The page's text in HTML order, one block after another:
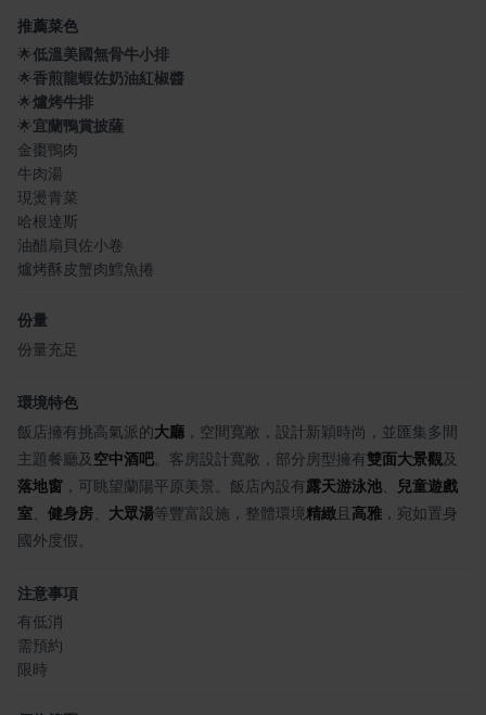
推薦菜色
🌟低溫美國無骨牛小排
🌟香煎龍蝦佐奶油紅椒醬
🌟爐烤牛排
🌟宜蘭鴨賞披薩
金棗鴨肉
牛肉湯
現燙青菜
哈根達斯
油醋扇貝佐小卷
爐烤酥皮蟹肉鱈魚捲
份量
份量充足
環境特色
飯店擁有挑高氣派的大廳 ，空間寬敞，設計新穎時尚，並匯集多間
主題餐廳及 空中酒吧 。客房設計寬敞，部分房型擁有雙面大景觀及
落地窗 ，可眺望蘭陽平原美景。飯店內設有 露天游泳池
兒童遊戲
室
健身房 大眾湯等豐富設施，整體環境精緻且高雅 ，宛如置身
國外度假。
注意事項
有低消
需預約
限時